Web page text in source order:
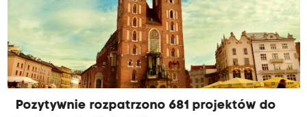
Pozytywnie rozpatrzono 681 projektów do